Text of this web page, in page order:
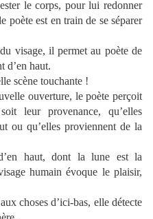
le corps, pour lui redonner
poète est en train de se séparer
visage, il permet au poète de
d’en haut.
scène touchante !
ouverture, le poète perçoit
leur provenance, qu’elles
ou qu’elles proviennent de la
haut, dont la lune est la
humain évoque le plaisir,
choses d’ici-bas, elle détecte